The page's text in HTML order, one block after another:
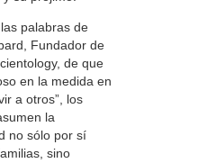
palabras de
Fundador de
de que
en la medida en
a otros”, los
la
no sólo por sí
sino